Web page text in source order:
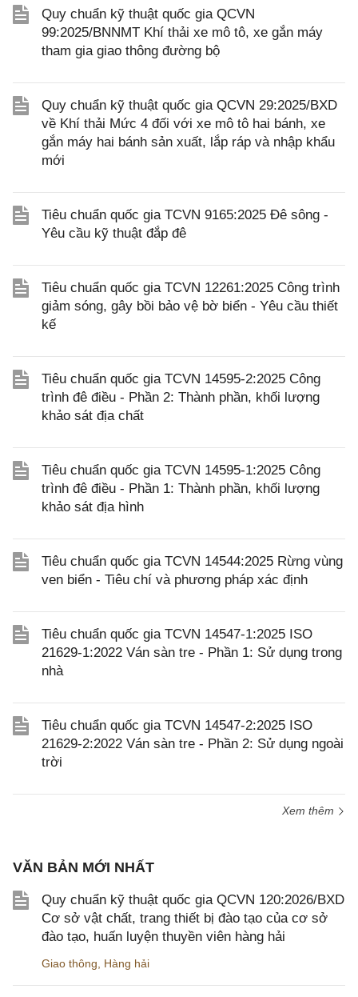
Quy chuẩn kỹ thuật quốc gia QCVN
99:2025/BNNMT Khí thải xe mô tô, xe gắn máy
tham gia giao thông đường bộ
Quy chuẩn kỹ thuật quốc gia QCVN 29:2025/BXD
về Khí thải Mức 4 đối với xe mô tô hai bánh, xe
gắn máy hai bánh sản xuất, lắp ráp và nhập khẩu
mới
Tiêu chuẩn quốc gia TCVN 9165:2025 Đê sông -
Yêu cầu kỹ thuật đắp đê
Tiêu chuẩn quốc gia TCVN 12261:2025 Công trình
giảm sóng, gây bồi bảo vệ bờ biển - Yêu cầu thiết
kế
Tiêu chuẩn quốc gia TCVN 14595-2:2025 Công
trình đê điều - Phần 2: Thành phần, khối lượng
khảo sát địa chất
Tiêu chuẩn quốc gia TCVN 14595-1:2025 Công
trình đê điều - Phần 1: Thành phần, khối lượng
khảo sát địa hình
Tiêu chuẩn quốc gia TCVN 14544:2025 Rừng vùng
ven biển - Tiêu chí và phương pháp xác định
Tiêu chuẩn quốc gia TCVN 14547-1:2025 ISO
21629-1:2022 Ván sàn tre - Phần 1: Sử dụng trong
nhà
Tiêu chuẩn quốc gia TCVN 14547-2:2025 ISO
21629-2:2022 Ván sàn tre - Phần 2: Sử dụng ngoài
trời
Xem thêm
VĂN BẢN MỚI NHẤT
Quy chuẩn kỹ thuật quốc gia QCVN 120:2026/BXD
Cơ sở vật chất, trang thiết bị đào tạo của cơ sở
đào tạo, huấn luyện thuyền viên hàng hải
Giao thông Hàng hải